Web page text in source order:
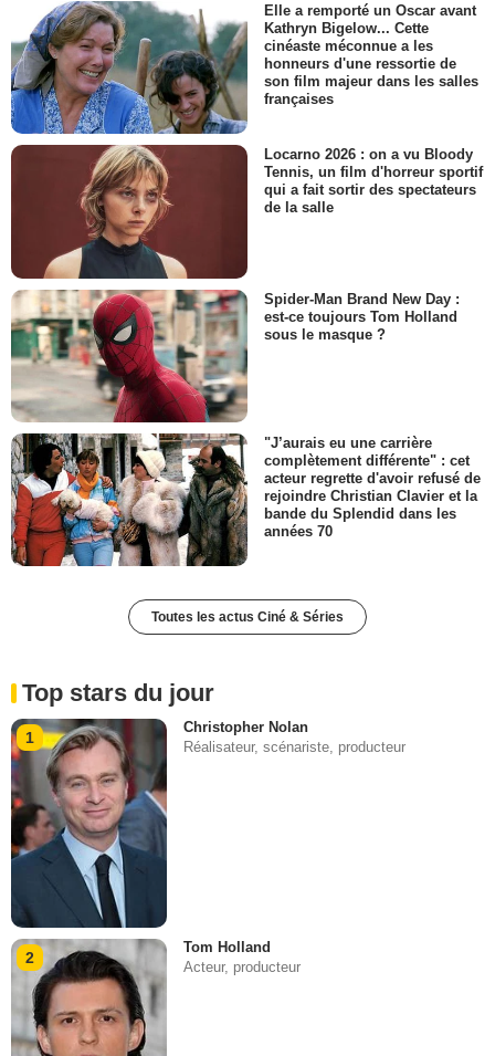
Elle a remporté un Oscar avant
Kathryn Bigelow... Cette
cinéaste méconnue a les
honneurs d'une ressortie de
son film majeur dans les salles
françaises
Locarno 2026 : on a vu Bloody
Tennis, un film d'horreur sportif
qui a fait sortir des spectateurs
de la salle
Spider-Man Brand New Day :
est-ce toujours Tom Holland
sous le masque ?
"J’aurais eu une carrière
complètement différente" : cet
acteur regrette d'avoir refusé de
rejoindre Christian Clavier et la
bande du Splendid dans les
années 70
Toutes les actus Ciné & Séries
Top stars du jour
1
Christopher Nolan
Réalisateur, scénariste, producteur
2
Tom Holland
Acteur, producteur